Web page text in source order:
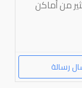
من أماكن
رسالة